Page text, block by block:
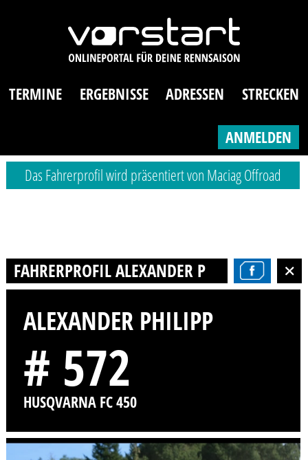
TERMINE ERGEBNISSE ADRESSEN STRECKEN
ANMELDEN
Das Fahrerprofil wird präsentiert von Maciag Offroad
FAHRERPROFIL ALEXANDER PHILIPP
ALEXANDER PHILIPP
# 572
HUSQVARNA FC 450